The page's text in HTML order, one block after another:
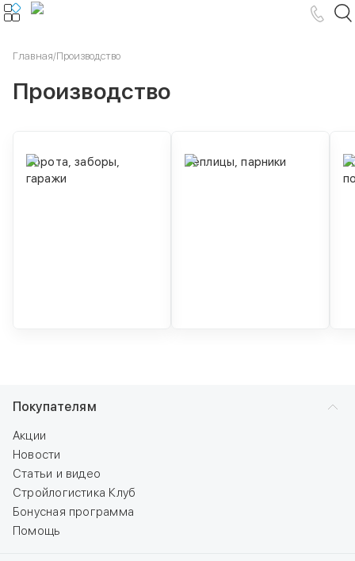
Главная/Производство
Производство
Ворота, заборы,
гаражи
Теплицы, парники
Покупателям
Акции
Новости
Статьи и видео
Стройлогистика Клуб
Бонусная программа
Помощь